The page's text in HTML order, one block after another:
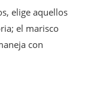
elige aquellos
el marisco
con